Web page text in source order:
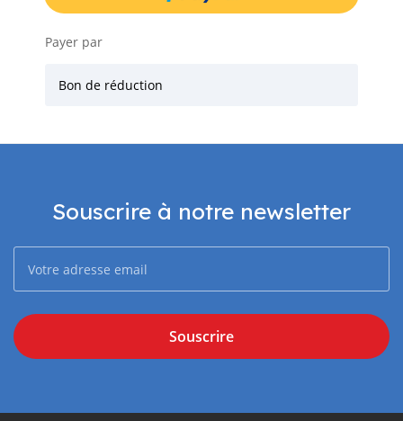
Payer par
Bon de réduction
Souscrire à notre newsletter
Souscrire